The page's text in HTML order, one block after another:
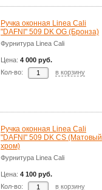
Ручка оконная Linea Cali
"DAFNI" 509 DK OG (Бронза)
Фурнитура Linea Cali
Цена: 4 000 руб.
Кол-во:
в корзину
Ручка оконная Linea Cali
"DAFNI" 509 DK CS (Матовый
хром)
Фурнитура Linea Cali
Цена: 4 100 руб.
Кол-во:
в корзину